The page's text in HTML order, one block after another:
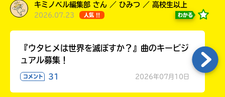
キミノベル編集部 さん ／ ひみつ ／ 高校生以上
2026.07.23 人気 !! わかる
『ウタヒメは世界を滅ぼすか？』曲のキービジ
ュアル募集！
コメント 31 2026年07月10日
容
ー